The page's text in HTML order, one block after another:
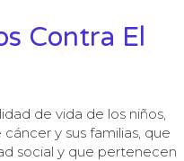
Contra El
de vida de los niños,
y sus familias, que
social y que pertenecen